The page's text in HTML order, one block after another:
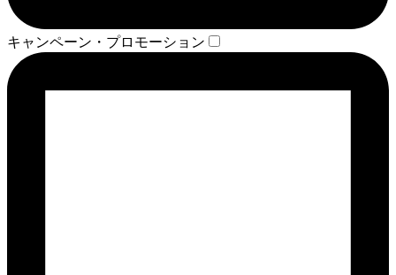
キャンペーン・プロモーション